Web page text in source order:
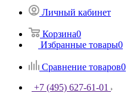
Личный кабинет
Корзина0
Избранные товары0
Сравнение товаров0
+7 (495) 627-61-01